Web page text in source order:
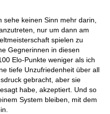
keinen Sinn mehr darin,
nur um dann am
spielen zu
Gegnerinnen in diesen
Elo-Punkte weniger als ich
tiefe Unzufriedenheit über all
gebracht, aber sie
habe, akzeptiert. Und so
System bleiben, mit dem